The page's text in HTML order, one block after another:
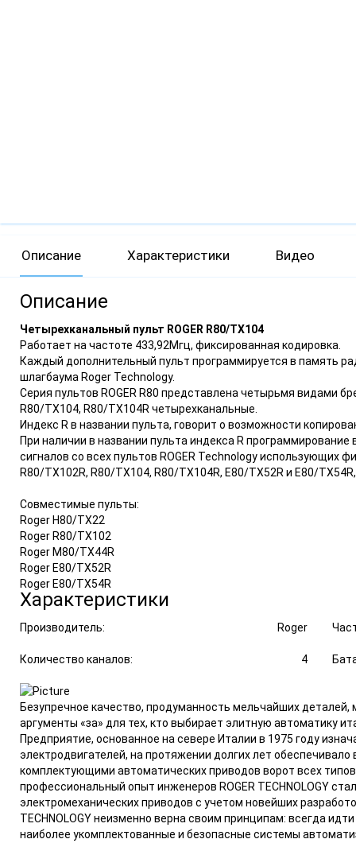
Описание Характеристики Видео
Описание
Четырехканальный пульт ROGER R80/TX104
Работает на частоте 433,92Мгц, фиксированная кодировка.
Каждый дополнительный пульт программируется в память
шлагбаума Roger Technology.
Серия пультов ROGER R80 представлена четырьмя видами
R80/TX104, R80/TX104R четырехканальные.
Индекс R в названии пульта, говорит о возможности
При наличии в названии пульта индекса R
сигналов со всех пультов ROGER Technology использующих
R80/TX102R, R80/TX104, R80/TX104R, Е80/ТХ52R и Е80/
Совместимые пульты:
Roger H80/TX22
Roger R80/TX102
Roger M80/TX44R
Roger E80/TX52R
Roger E80/TX54R
Характеристики
Производитель: Roger
Количество каналов: 4
Безупречное качество, продуманность мельчайших
аргументы «за» для тех, кто выбирает элитную автоматику
Предприятие, основанное на севере Италии в 1975 году
электродвигателей, на протяжении долгих лет
комплектующими автоматических приводов ворот всех
профессиональный опыт инженеров ROGER TECHNOLOGY
электромеханических приводов с учетом новейших
TECHNOLOGY неизменно верна своим принципам: всегда
наиболее укомплектованные и безопасные системы